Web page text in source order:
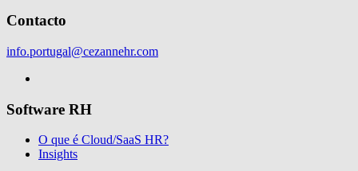
Contacto
info.portugal@cezannehr.com
Software RH
O que é Cloud/SaaS HR?
Insights